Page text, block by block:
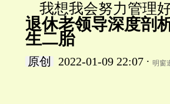
我想我会努力管理
退休老领导深度剖
生二胎
原创 2022-01-09 22:07 · 明窗